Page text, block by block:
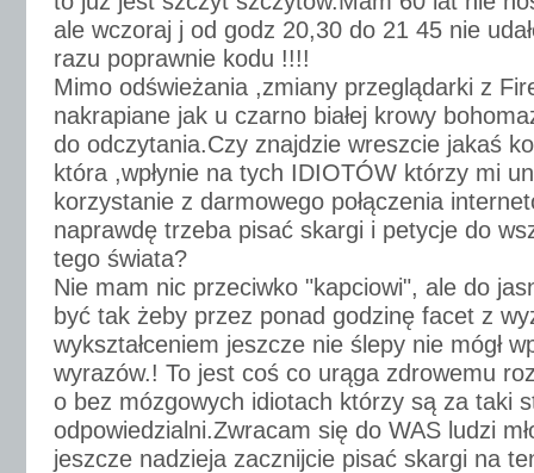
ale wczoraj j od godz 20,30 do 21 45 nie
razu poprawnie kodu !!!!
Mimo odświeżania ,zmiany przeglądarki z
nakrapiane jak u czarno białej krowy
do odczytania.Czy znajdzie wreszcie jakaś
która ,wpłynie na tych IDIOTÓW którzy mi
korzystanie z darmowego połączenia
naprawdę trzeba pisać skargi i petycje do
tego świata?
Nie mam nic przeciwko "kapciowi", ale do
być tak żeby przez ponad godzinę facet z
wykształceniem jeszcze nie ślepy nie mógł
wyrazów.! To jest coś co urąga zdrowemu
o bez mózgowych idiotach którzy są za taki
odpowiedzialni.Zwracam się do WAS ludzi
jeszcze nadzieja zacznijcie pisać skargi na